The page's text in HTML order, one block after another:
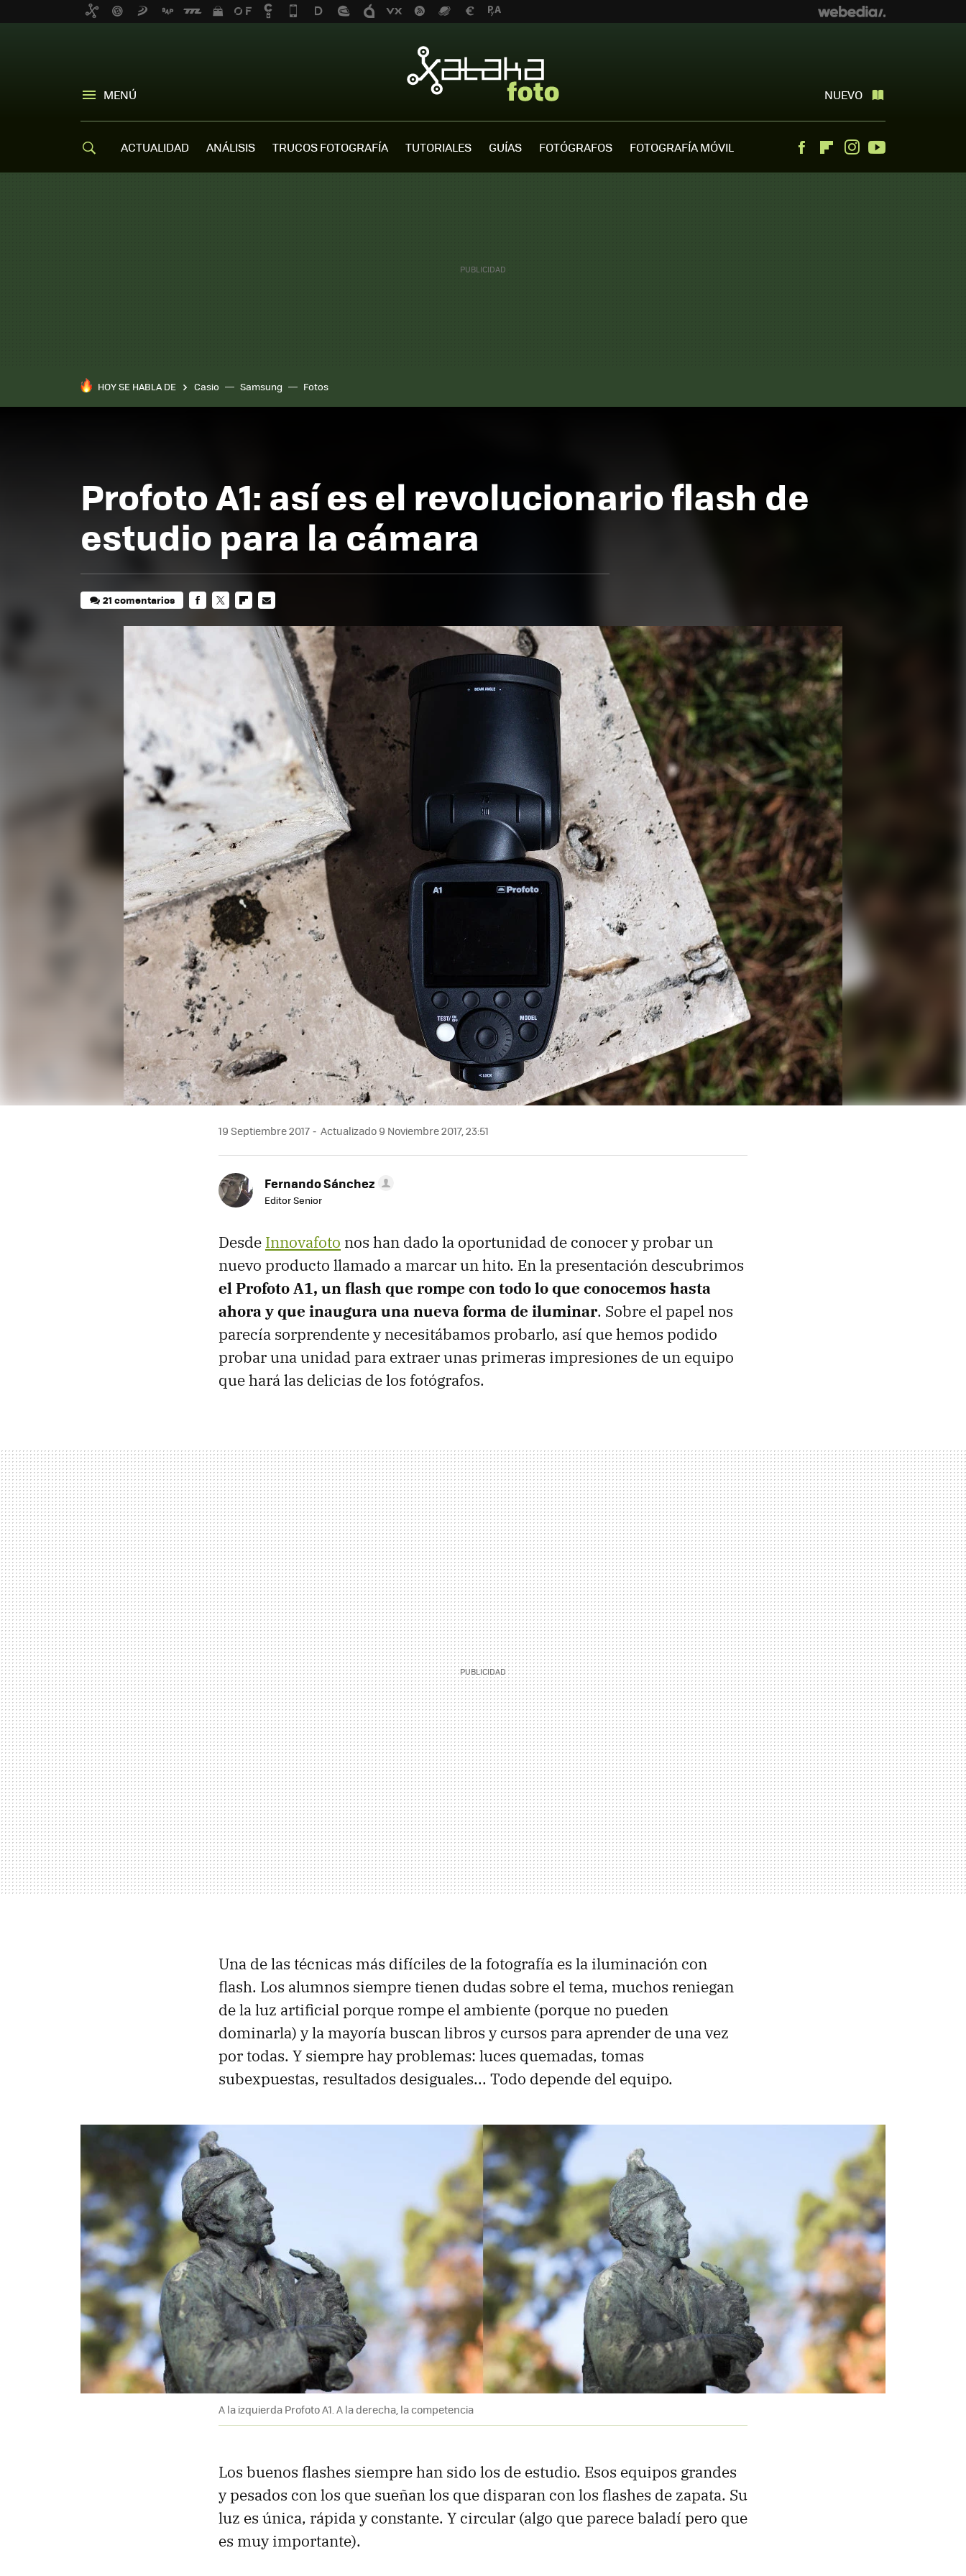
MENÚ NUEVO
ACTUALIDAD ANÁLISIS TRUCOS FOTOGRAFÍA TUTORIALES GUÍAS FOTÓGRAFOS FOTOGRAFÍA MÓVIL FacebookFlipboardInstagram
HOY SE HABLA DE Casio Samsung Fotos
Profoto A1: así es el revolucionario flash de
estudio para la cámara
21 comentarios
MAIL
19 Septiembre 2017 Actualizado 9 Noviembre 2017, 23:51
Fernando Sánchez
Editor Senior
Desde Innovafoto nos han dado la oportunidad de conocer y probar un
nuevo producto llamado a marcar un hito. En la presentación descubrimos
el Profoto A1, un flash que rompe con todo lo que conocemos hasta
ahora y que inaugura una nueva forma de iluminar. Sobre el papel nos
parecía sorprendente y necesitábamos probarlo, así que hemos podido
probar una unidad para extraer unas primeras impresiones de un equipo
que hará las delicias de los fotógrafos.
Una de las técnicas más difíciles de la fotografía es la iluminación con
flash. Los alumnos siempre tienen dudas sobre el tema, muchos reniegan
de la luz artificial porque rompe el ambiente (porque no pueden
dominarla) y la mayoría buscan libros y cursos para aprender de una vez
por todas. Y siempre hay problemas: luces quemadas, tomas
subexpuestas, resultados desiguales... Todo depende del equipo.
A la izquierda Profoto A1. A la derecha, la competencia
Los buenos flashes siempre han sido los de estudio. Esos equipos grandes
y pesados con los que sueñan los que disparan con los flashes de zapata. Su
luz es única, rápida y constante. Y circular (algo que parece baladí pero que
es muy importante).